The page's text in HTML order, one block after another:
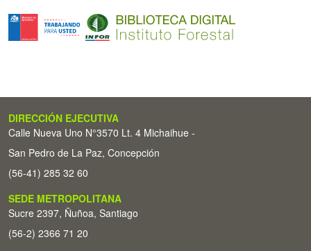
DIRECCIÓN EJECUTIVA
Calle Nueva Uno N°3570 Lt. 4 Michaihue -
San Pedro de La Paz, Concepción
(56-41) 285 32 60
SEDE METROPOLITANA
Sucre 2397, Ñuñoa, Santiago
(56-2) 2366 71 20